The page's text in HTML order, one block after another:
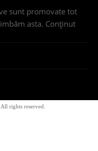
sunt promovate tot
asta. Conţinut
rights reserved.